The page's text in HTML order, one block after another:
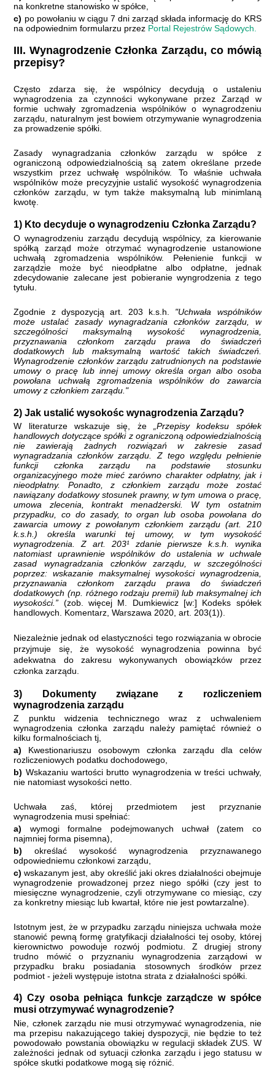
na konkretne stanowisko w spółce,
c) po powołaniu w ciągu 7 dni zarząd składa informację do KRS
na odpowiednim formularzu przez Portal Rejestrów Sądowych.
III.Wynagrodzenie Członka Zarządu, co mówią
przepisy?
Często zdarza się, że wspólnicy decydują o ustaleniu
wynagrodzenia za czynności wykonywane przez Zarząd w
formie uchwały zgromadzenia wspólników o wynagrodzeniu
zarządu, naturalnym jest bowiem otrzymywanie wynagrodzenia
za prowadzenie spółki.
Zasady wynagradzania członków zarządu w spółce z
ograniczoną odpowiedzialnością są zatem określane przede
wszystkim przez uchwałę wspólników. To właśnie uchwała
wspólników może precyzyjnie ustalić wysokość wynagrodzenia
członków zarządu, w tym także maksymalną lub minimlaną
kwotę.
1) Kto decyduje o wynagrodzeniu Członka Zarządu?
O wynagrodzeniu zarządu decydują wspólnicy, za kierowanie
spółką zarząd może otrzymać wynagrodzenie ustanowione
uchwałą zgromadzenia wspólników. Pełenienie funkcji w
zarządzie może być nieodpłatne albo odpłatne, jednak
zdecydowanie zalecane jest pobieranie wyngrodzenia z tego
tytułu.
Zgodnie z dyspozycją art. 203 k.s.h. "Uchwała wspólników
może ustalać zasady wynagradzania członków zarządu, w
szczególności maksymalną wysokość wynagrodzenia,
przyznawania członkom zarządu prawa do świadczeń
dodatkowych lub maksymalną wartość takich świadczeń.
Wynagrodzenie członków zarządu zatrudnionych na podstawie
umowy o pracę lub innej umowy określa organ albo osoba
powołana uchwałą zgromadzenia wspólników do zawarcia
umowy z członkiem zarządu."
2) Jak ustalić wysokośc wynagrodzenia Zarządu?
W literaturze wskazuje się, że
„Przepisy kodeksu spółek
handlowych dotyczące spółki z ograniczoną odpowiedzialnością
nie zawierają żadnych rozwiązań w zakresie zasad
wynagradzania członków zarządu. Z tego względu pełnienie
funkcji członka zarządu na podstawie stosunku
organizacyjnego może mieć zarówno charakter odpłatny, jak i
nieodpłatny. Ponadto, z członkiem zarządu może zostać
nawiązany dodatkowy stosunek prawny, w tym umowa o pracę,
umowa zlecenia, kontrakt menadżerski. W tym ostatnim
przypadku, co do zasady, to organ lub osoba powołana do
zawarcia umowy z powołanym członkiem zarządu (art. 210
k.s.h.) określa warunki tej umowy, w tym wysokość
wynagrodzenia. Z art. 203¹ zdanie pierwsze k.s.h. wynika
natomiast uprawnienie wspólników do ustalenia w uchwale
zasad wynagradzania członków zarządu, w szczególności
poprzez: wskazanie maksymalnej wysokości wynagrodzenia,
przyznawania członkom zarządu prawa do świadczeń
dodatkowych (np. różnego rodzaju premii) lub maksymalnej ich
wysokości.” (zob. więcej M. Dumkiewicz [w:] Kodeks spółek
handlowych. Komentarz, Warszawa 2020, art. 203(1)).
Niezależnie jednak od elastyczności tego rozwiązania w obrocie
przyjmuje się, że wysokość wynagrodzenia powinna być
adekwatna do zakresu wykonywanych obowiązków przez
członka zarządu.
3) Dokumenty związane z rozliczeniem
wynagrodzenia zarządu
Z punktu widzenia technicznego wraz z uchwaleniem
wynagrodzenia członka zarządu należy pamiętać również o
kilku formalnościach tj,
a) Kwestionariuszu osobowym członka zarządu dla celów
rozliczeniowych podatku dochodowego,
b) Wskazaniu wartości brutto wynagrodzenia w treści uchwały,
nie natomiast wysokości netto.
Uchwała zaś, której przedmiotem jest przyznanie
wynagrodzenia musi spełniać:
a) wymogi formalne podejmowanych uchwał (zatem co
najmniej forma pisemna),
b) określać wysokość wynagrodzenia przyznawanego
odpowiedniemu członkowi zarządu,
c) wskazanym jest, aby określić jaki okres działalności obejmuje
wynagrodzenie prowadzonej przez niego spółki (czy jest to
miesięczne wynagrodzenie, czyli otrzymywane co miesiąc, czy
za konkretny miesiąc lub kwartał, które nie jest powtarzalne).
Istotnym jest, że w przypadku zarządu niniejsza uchwała może
stanowić pewną formę gratyfikacji działalności tej osoby, której
kierownictwo powoduje rozwój podmiotu. Z drugiej strony
trudno mówić o przyznaniu wynagrodzenia zarządowi w
przypadku braku posiadania stosownych środków przez
podmiot - jeżeli występuje istotna strata z działalności spółki.
4) Czy osoba pełniąca funkcje zarządcze w spółce
musi otrzymywać wynagrodzenie?
Nie, członek zarządu nie musi otrzymywać wynagrodzenia, nie
ma przepisu nakazującego takiej dyspozycji, nie będzie to też
powodowało powstania obowiązku w regulacji składek ZUS. W
zależności jednak od sytuacji członka zarządu i jego statusu w
spółce skutki podatkowe mogą się różnić.